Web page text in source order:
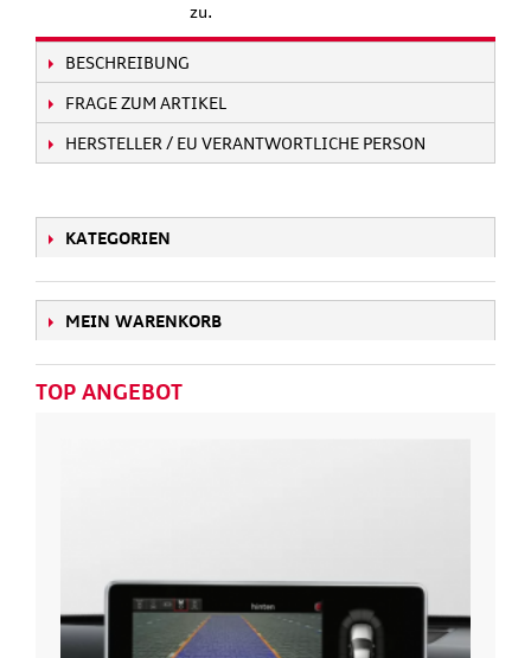
zu.
BESCHREIBUNG
FRAGE ZUM ARTIKEL
HERSTELLER / EU VERANTWORTLICHE PERSON
KATEGORIEN
MEIN WARENKORB
TOP ANGEBOT